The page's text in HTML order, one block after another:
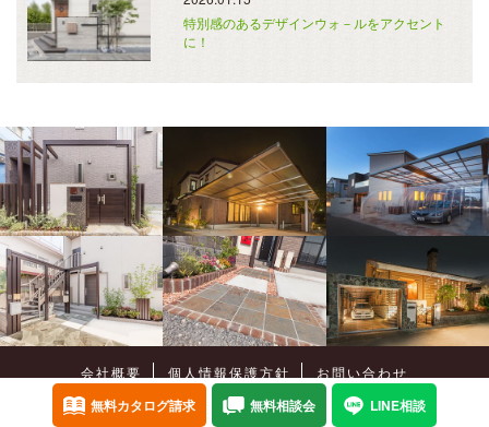
特別感のあるデザインウォ－ルをアクセント
に！
会社概要 個人情報保護方針
お問い合わせ
Copyright©癒樹工房All Rights Reserved.
無料カタログ請求 無料相談会 LINE相談